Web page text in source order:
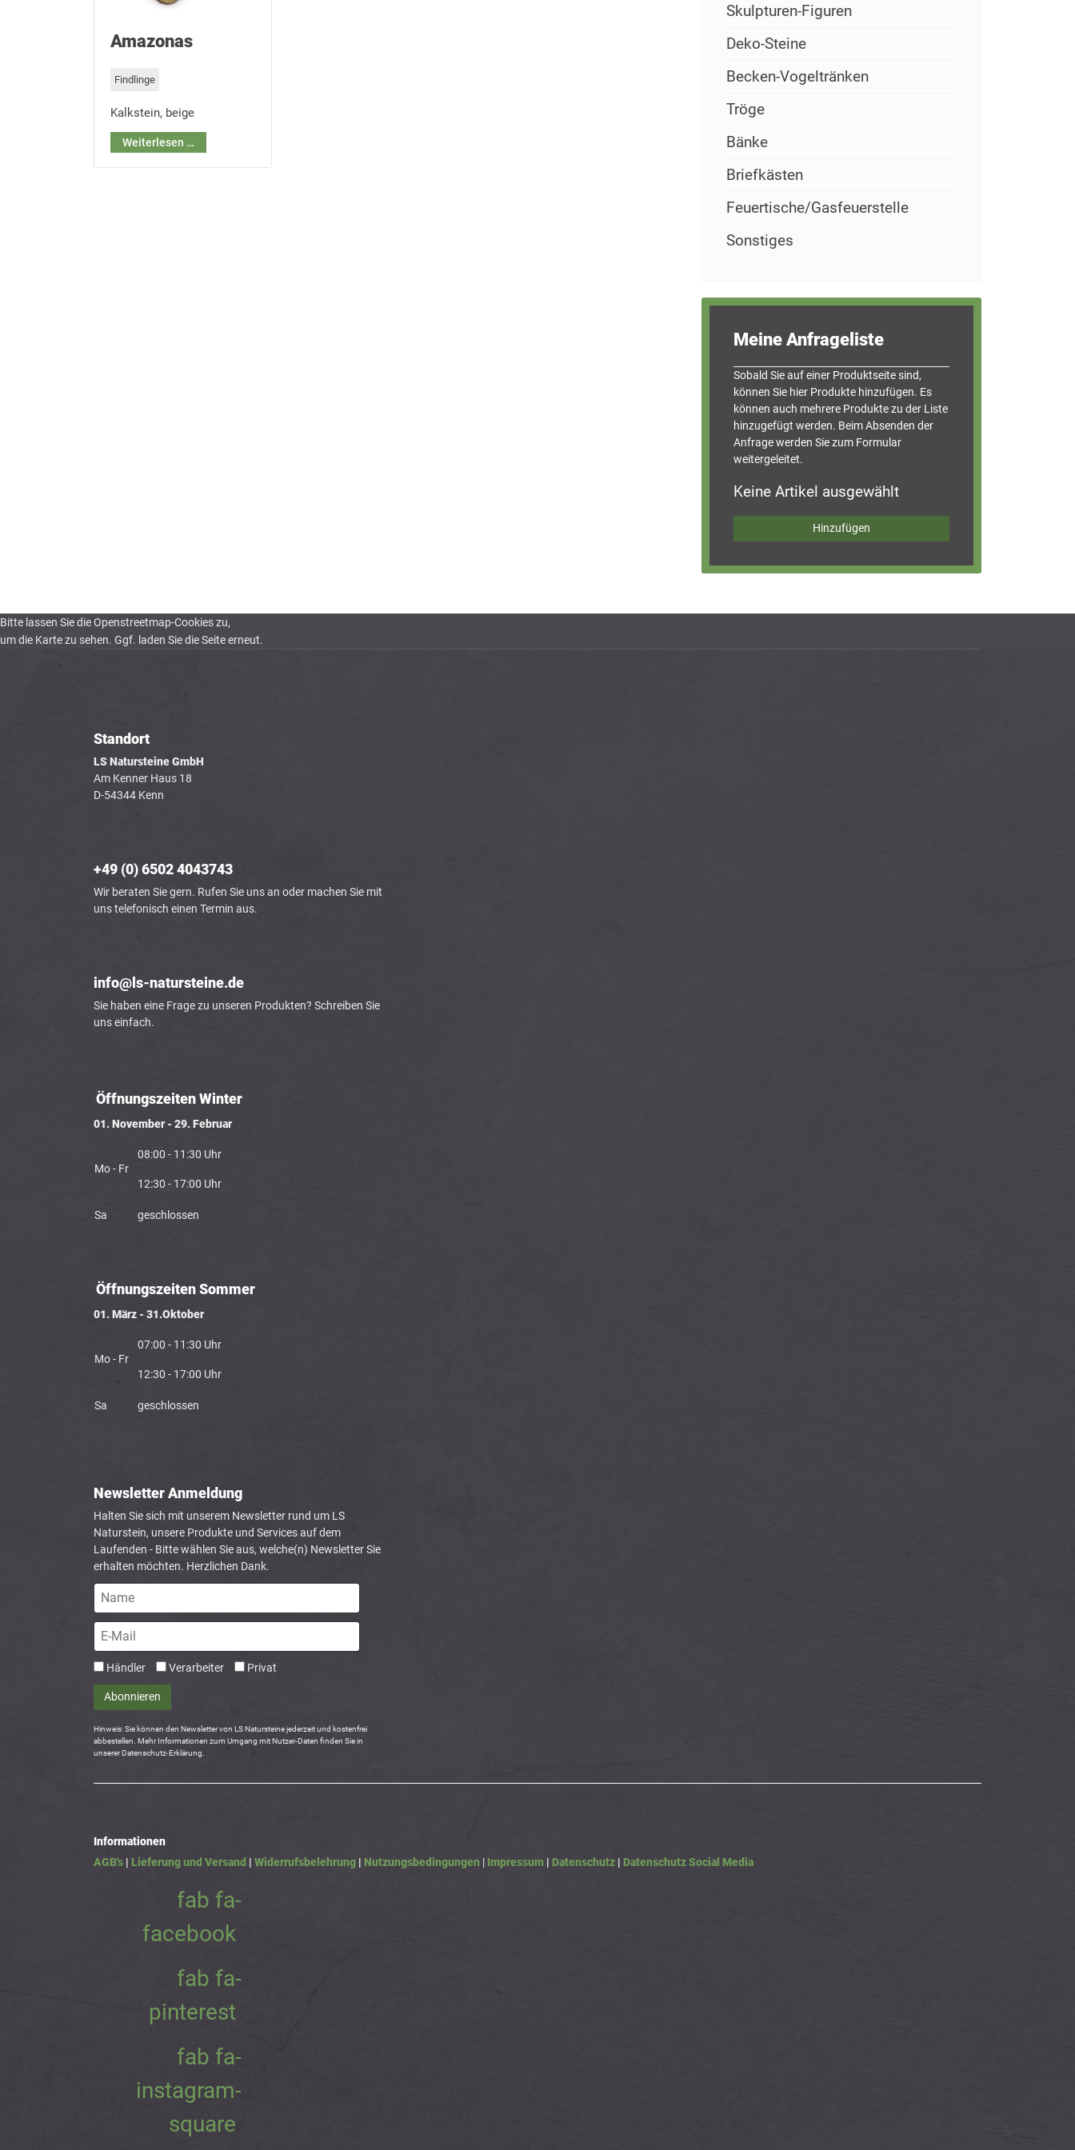
Amazonas
Findlinge
Kalkstein, beige
Weiterlesen …
Skulpturen-Figuren
Deko-Steine
Becken-Vogeltränken
Tröge
Bänke
Briefkästen
Feuertische/Gasfeuerstelle
Sonstiges
Meine Anfrageliste
Sobald Sie auf einer Produkt­seite sind,
können Sie hier Produkte hinzufügen. Es
können auch mehrere Produkte zu der Liste
hinzugefügt werden. Beim Absenden der
Anfrage werden Sie zum Formular
weitergeleitet.
Keine Artikel ausgewählt
Hinzufügen
Bitte lassen Sie die Openstreetmap-Cookies zu,
um die Karte zu sehen. Ggf. laden Sie die Seite erneut.
Standort
LS Natursteine GmbH
Am Kenner Haus 18
D-54344 Kenn
+49 (0) 6502 4043743
Wir beraten Sie gern. Rufen Sie uns an oder machen Sie mit
uns telefonisch einen Termin aus.
info@ls-natursteine.de
Sie haben eine Frage zu unseren Produkten? Schreiben Sie
uns einfach.
Öffnungszeiten Winter
01. November - 29. Februar
Mo - Fr
08:00 - 11:30 Uhr
12:30 - 17:00 Uhr
Sa geschlossen
Öffnungszeiten Sommer
01. März - 31.Oktober
Mo - Fr
07:00 - 11:30 Uhr
12:30 - 17:00 Uhr
Sa geschlossen
Newsletter Anmeldung
Halten Sie sich mit unserem Newsletter rund um LS
Naturstein, unsere Produkte und Services auf dem
Laufenden - Bitte wählen Sie aus, welche(n) Newsletter Sie
erhalten möchten. Herzlichen Dank.
Händler Verarbeiter Privat
Abonnieren
Hinweis: Sie können den Newsletter von LS Natursteine jederzeit und kostenfrei
abbestellen. Mehr Informationen zum Umgang mit Nutzer-Daten finden Sie in
unserer Datenschutz-Erklärung.
Informationen
AGB's | Lieferung und Versand | Widerrufsbelehrung | Nutzungsbedingungen | Impressum | Datenschutz | Datenschutz Social Media
fab fa-
facebook
fab fa-
pinterest
fab fa-
instagram-
square